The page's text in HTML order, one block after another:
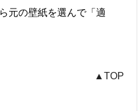
元の壁紙を選んで「適
▲TOP